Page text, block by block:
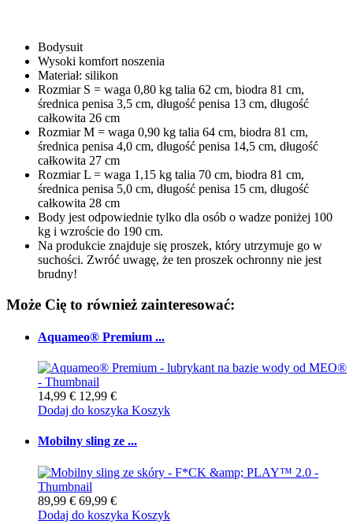
Bodysuit
Wysoki komfort noszenia
Materiał: silikon
Rozmiar S = waga 0,80 kg talia 62 cm, biodra 81 cm,
średnica penisa 3,5 cm, długość penisa 13 cm, długość
całkowita 26 cm
Rozmiar M = waga 0,90 kg talia 64 cm, biodra 81 cm,
średnica penisa 4,0 cm, długość penisa 14,5 cm, długość
całkowita 27 cm
Rozmiar L = waga 1,15 kg talia 70 cm, biodra 81 cm,
średnica penisa 5,0 cm, długość penisa 15 cm, długość
całkowita 28 cm
Body jest odpowiednie tylko dla osób o wadze poniżej 100
kg i wzroście do 190 cm.
Na produkcie znajduje się proszek, który utrzymuje go w
suchości. Zwróć uwagę, że ten proszek ochronny nie jest
brudny!
Może Cię to również zainteresować:
Aquameo® Premium ...
14,99 € 12,99 €
Dodaj do koszyka Koszyk
Mobilny sling ze ...
89,99 € 69,99 €
Dodaj do koszyka Koszyk